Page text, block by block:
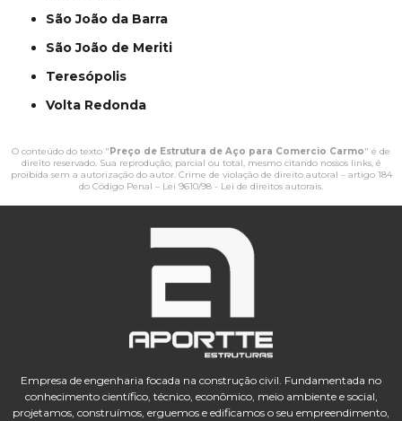
São João da Barra
São João de Meriti
Teresópolis
Volta Redonda
O conteúdo do texto " Preço de Estrutura de Aço para Comercio Carmo" é de
direito reservado. Sua reprodução, parcial ou total, mesmo citando nossos links, é
proibida sem a autorização do autor. Crime de violação de direito autoral – artigo 184
do Código Penal – Lei 9610/98 - Lei de direitos autorais.
Empresa de engenharia focada na construção civil. Fundamentada no
conhecimento científico, técnico, econômico, meio ambiente e social,
projetamos, construímos, erguemos e edificamos o seu empreendimento,